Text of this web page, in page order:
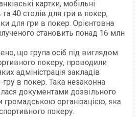
картки, мобільні
та 40 столів для гри в покер,
для гри в покер. Орієнтовна
становить понад 16 млн
що група осіб під виглядом
покеру, проводили
адміністрація закладів
в покер. Така незаконна
документами дозвільного
громадською організацією, яка
покеру.